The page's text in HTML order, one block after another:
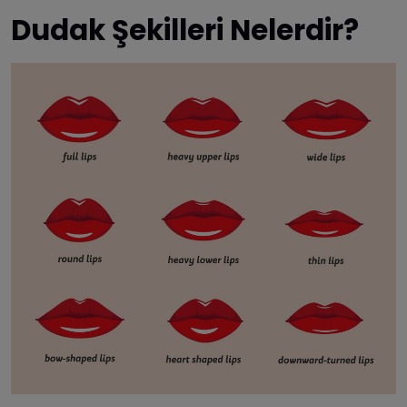
Dudak Şekilleri Nelerdir?